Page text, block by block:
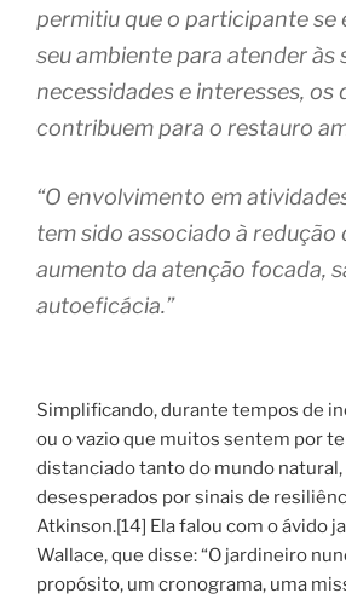
permitiu que o participante se
seu ambiente para atender às
necessidades e interesses, os
contribuem para o restauro
“O envolvimento em
tem sido associado à redução
aumento da atenção focada,
autoeficácia.”
Simplificando, durante tempos de
ou o vazio que muitos sentem por
distanciado tanto do mundo natural,
desesperados por sinais de
Atkinson.[14] Ela falou com o ávido
Wallace, que disse: “O jardineiro
propósito, um cronograma, uma